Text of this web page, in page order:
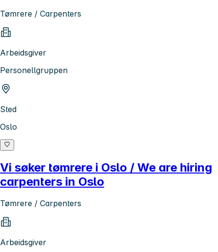
Tømrere / Carpenters
Arbeidsgiver
Personellgruppen
Sted
Oslo
Vi søker tømrere i Oslo / We are hiring
carpenters in Oslo
Tømrere / Carpenters
Arbeidsgiver